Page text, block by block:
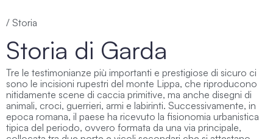
/ Storia
Storia di Garda
Tre le testimonianze più importanti e prestigiose di sicuro ci
sono le incisioni rupestri del monte Lippa, che riproducono
nitidamente scene di caccia primitive, ma anche disegni di
animali, croci, guerrieri, armi e labirinti. Successivamente, in
epoca romana, il paese ha ricevuto la fisionomia urbanistica
tipica del periodo, ovvero formata da una via principale,